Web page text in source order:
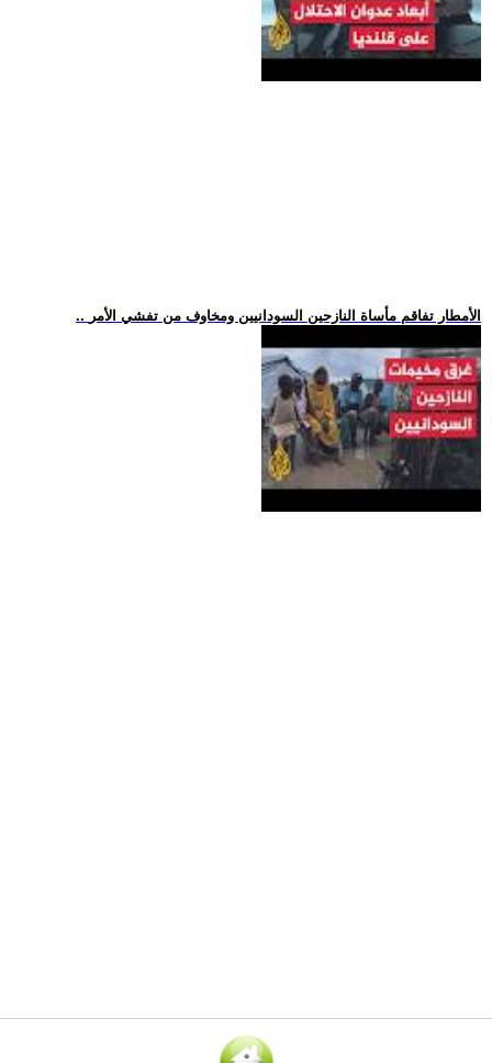
.. الأمطار تفاقم مأساة النازحين السودانيين ومخاوف من تفشي الأمر